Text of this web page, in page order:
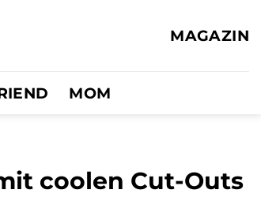
MAGAZIN
MOM
coolen Cut-Outs